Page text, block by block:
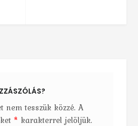
nem tesszük közzé. A
* karakterrel jelöljük.